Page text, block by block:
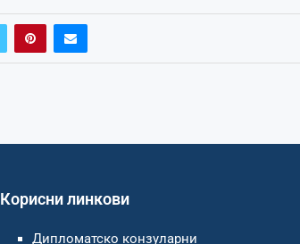
Корисни линкови
Дипломатско конзуларни